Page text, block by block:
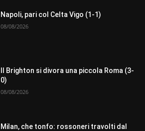
Napoli, pari col Celta Vigo (1-1)
08/08/2026
Il Brighton si divora una piccola Roma (3-
0)
08/08/2026
Milan, che tonfo: rossoneri travolti dal